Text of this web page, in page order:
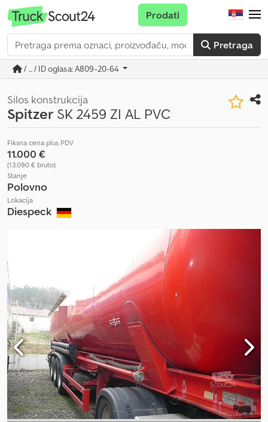
Pretraga
Prodati
/ ... / ID oglasa: A809-20-64
Silos konstrukcija
Spitzer SK 2459 ZI AL PVC
Fiksna cena plus PDV
11.000 €
(13.090 € bruto)
Stanje
Polovno
Lokacija
Diespeck